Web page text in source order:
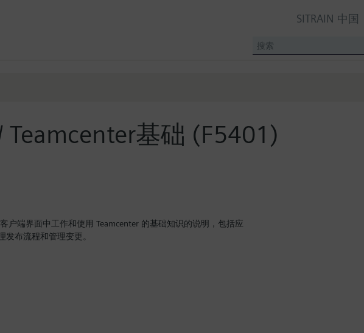
SITRAIN 中国
基础 (F5401)
户端界面中工作和使用 Teamcenter 的基础知识的说明，包括应
布流程和管理变更。